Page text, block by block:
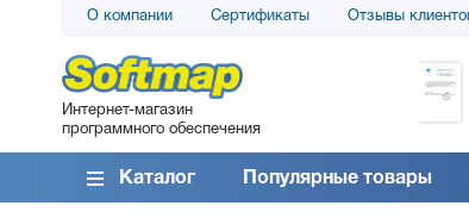
О компании Сертификаты Отзывы
Интернет-магазин
программного обеспечения
АО «АТС» благодарит компанию SoftMap за
поставку программного обеспечения SolarWinds
DameWare...
Читать все отзывы
Каталог Популярные товары